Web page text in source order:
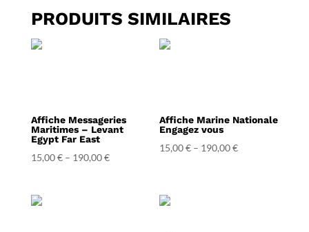
PRODUITS SIMILAIRES
Affiche Messageries
Maritimes – Levant
Egypt Far East
15,00€– 190,00€
Affiche Marine Nationale
Engagez vous
15,00€ – 190,00€